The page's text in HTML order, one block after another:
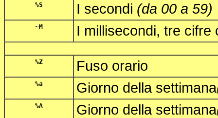
%S I secondi (da 00 a 59)
~M I millisecondi, tre cifre
%Z Fuso orario
%a Giorno della settimana
%A Giorno della settimana